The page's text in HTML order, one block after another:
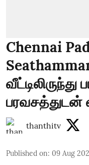
Chennai
வீட்டிலிருந்து
thanthitv
Published on: 09 Aug